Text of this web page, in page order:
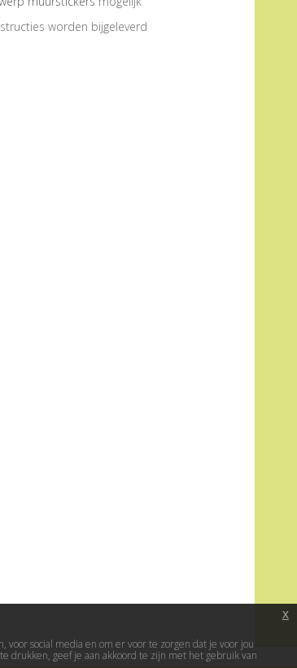
worden bijgeleverd
social media en om er voor te zorgen dat je voor jou
drukken, geef je aan akkoord te zijn met het gebruik van
x